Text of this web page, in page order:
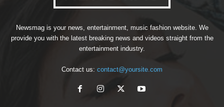
Newsmag is your news, entertainment, music fashion website. We
provide you with the latest breaking news and videos straight from the
entertainment industry.
Contact us: contact@yoursite.com